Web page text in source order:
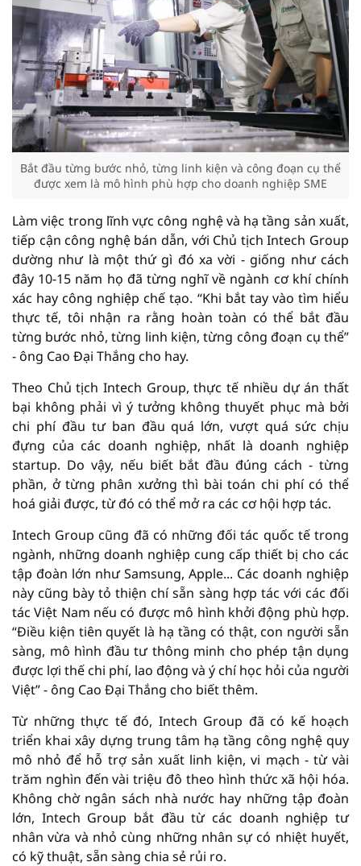
Bắt đầu từng bước nhỏ, từng linh kiện và công đoạn cụ thể
được xem là mô hình phù hợp cho doanh nghiệp SME
Làm việc trong lĩnh vực công nghệ và hạ tầng sản xuất,
tiếp cận công nghệ bán dẫn, với Chủ tịch Intech Group
dường như là một thứ gì đó xa vời - giống như cách
đây 10-15 năm họ đã từng nghĩ về ngành cơ khí chính
xác hay công nghiệp chế tạo. “Khi bắt tay vào tìm hiểu
thực tế, tôi nhận ra rằng hoàn toàn có thể bắt đầu
từng bước nhỏ, từng linh kiện, từng công đoạn cụ thể”
- ông Cao Đại Thắng cho hay.
Theo Chủ tịch Intech Group, thực tế nhiều dự án thất
bại không phải vì ý tưởng không thuyết phục mà bởi
chi phí đầu tư ban đầu quá lớn, vượt quá sức chịu
đựng của các doanh nghiệp, nhất là doanh nghiệp
startup. Do vậy, nếu biết bắt đầu đúng cách - từng
phần, ở từng phân xưởng thì bài toán chi phí có thể
hoá giải được, từ đó có thể mở ra các cơ hội hợp tác.
Intech Group cũng đã có những đối tác quốc tế trong
ngành, những doanh nghiệp cung cấp thiết bị cho các
tập đoàn lớn như Samsung, Apple... Các doanh nghiệp
này cũng bày tỏ thiện chí sẵn sàng hợp tác với các đối
tác Việt Nam nếu có được mô hình khởi động phù hợp.
“Điều kiện tiên quyết là hạ tầng có thật, con người sẵn
sàng, mô hình đầu tư thông minh cho phép tận dụng
được lợi thế chi phí, lao động và ý chí học hỏi của người
Việt” - ông Cao Đại Thắng cho biết thêm.
Từ những thực tế đó, Intech Group đã có kế hoạch
triển khai xây dựng trung tâm hạ tầng công nghệ quy
mô nhỏ để hỗ trợ sản xuất linh kiện, vi mạch - từ vài
trăm nghìn đến vài triệu đô theo hình thức xã hội hóa.
Không chờ ngân sách nhà nước hay những tập đoàn
lớn, Intech Group bắt đầu từ các doanh nghiệp tư
nhân vừa và nhỏ cùng những nhân sự có nhiệt huyết,
có kỹ thuật, sẵn sàng chia sẻ rủi ro.